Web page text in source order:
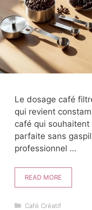
Le dosage café
qui revient
café qui
parfaite sans
professionnel …
READ MORE
Catégories
Café Créatif